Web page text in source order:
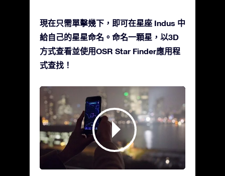
現在只需單擊幾下，即可在星座 Indus 中
給自己的星星命名。命名一顆星，以3D
方式查看並使用OSR Star Finder應用程
式查找！